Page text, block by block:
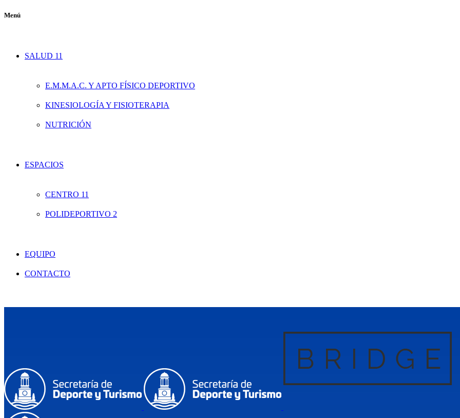
Menú
SALUD 11
E.M.M.A.C. Y APTO FÍSICO DEPORTIVO
KINESIOLOGÍA Y FISIOTERAPIA
NUTRICIÓN
ESPACIOS
CENTRO 11
POLIDEPORTIVO 2
EQUIPO
CONTACTO